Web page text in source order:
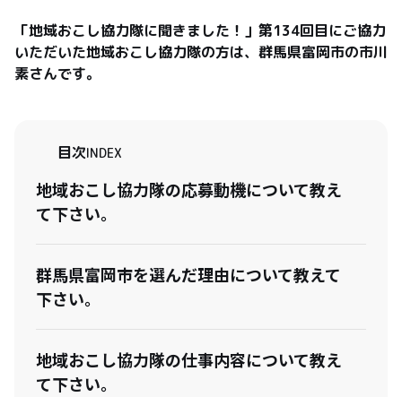
「地域おこし協力隊に聞きました！」第134回目にご協力
いただいた地域おこし協力隊の方は、群馬県富岡市の市川
素さんです。
目次INDEX
地域おこし協力隊の応募動機について教え
て下さい。
群馬県富岡市を選んだ理由について教えて
下さい。
地域おこし協力隊の仕事内容について教え
て下さい。